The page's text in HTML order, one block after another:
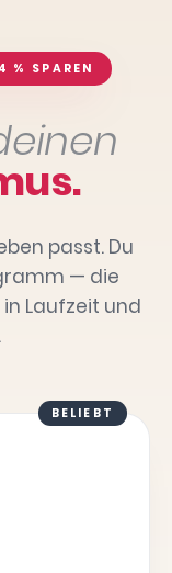
SPAREN
passt. Du
— die
Laufzeit und
BELIEBT